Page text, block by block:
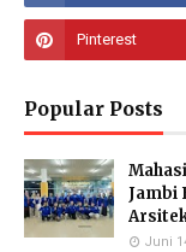
Popular Posts
Jambi
Juni